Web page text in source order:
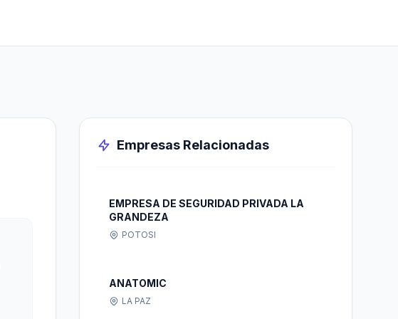
Empresas Relacionadas
EMPRESA DE SEGURIDAD PRIVADA LA
GRANDEZA
POTOSI
ANATOMIC
LA PAZ